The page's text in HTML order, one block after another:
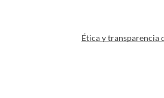
Ética y transparencia